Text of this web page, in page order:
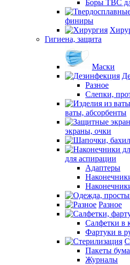
Боры ТВС
финиры
Гигиена, защита
Маски
Разное
Слепки,
ваты, абсорбенты
экраны, очки
для аспирации
Адаптеры
Разное
Салфетки в
Фартуки в
Пакеты
Журналы